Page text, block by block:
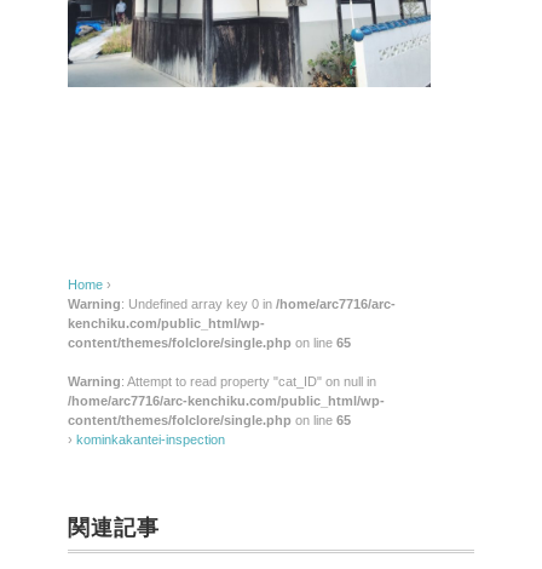
Home ›
Warning: Undefined array key 0 in /home/arc7716/arc-
kenchiku.com/public_html/wp-
content/themes/folclore/single.php on line 65
Warning: Attempt to read property "cat_ID" on null in
/home/arc7716/arc-kenchiku.com/public_html/wp-
content/themes/folclore/single.php on line 65
› kominkakantei-inspection
関連記事